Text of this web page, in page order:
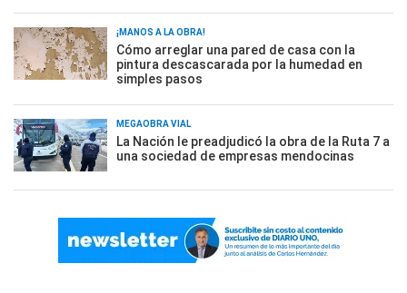
¡MANOS A LA OBRA!
Cómo arreglar una pared de casa con la
pintura descascarada por la humedad en
simples pasos
MEGAOBRA VIAL
La Nación le preadjudicó la obra de la Ruta 7 a
una sociedad de empresas mendocinas